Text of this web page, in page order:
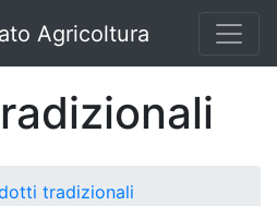
Agricoltura
tradizionali